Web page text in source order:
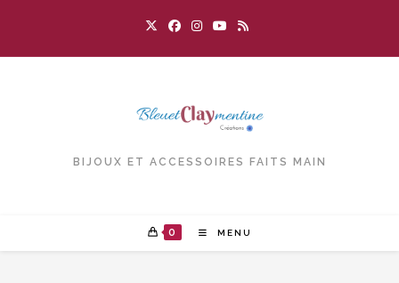
content
BIJOUX ET ACCESSOIRES FAITS MAIN
0 MENU